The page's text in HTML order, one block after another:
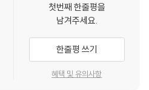
첫번째 한줄평을
남겨주세요.
한줄평 쓰기
혜택 및 유의사항